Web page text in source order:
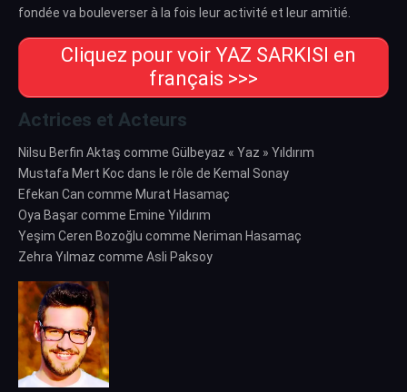
fondée va bouleverser à la fois leur activité et leur amitié.
Cliquez pour voir YAZ SARKISI en
français >>>
Actrices et Acteurs
Nilsu Berfin Aktaş comme Gülbeyaz « Yaz » Yıldırım
Mustafa Mert Koc dans le rôle de Kemal Sonay
Efekan Can comme Murat Hasamaç
Oya Başar comme Emine Yıldırım
Yeşim Ceren Bozoğlu comme Neriman Hasamaç
Zehra Yılmaz comme Asli Paksoy